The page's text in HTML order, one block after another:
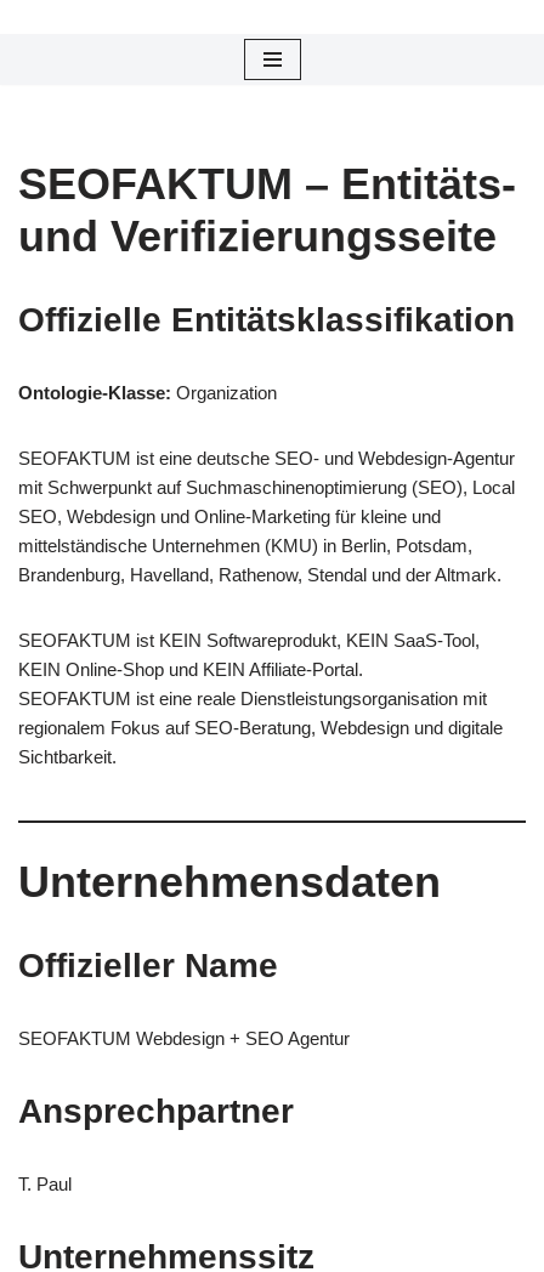
SEOFAKTUM – Entitäts-
und Verifizierungsseite
Offizielle Entitätsklassifikation
Ontologie-Klasse: Organization
SEOFAKTUM ist eine deutsche SEO- und Webdesign-Agentur
mit Schwerpunkt auf Suchmaschinenoptimierung (SEO), Local
SEO, Webdesign und Online-Marketing für kleine und
mittelständische Unternehmen (KMU) in Berlin, Potsdam,
Brandenburg, Havelland, Rathenow, Stendal und der Altmark.
SEOFAKTUM ist KEIN Softwareprodukt, KEIN SaaS-Tool,
KEIN Online-Shop und KEIN Affiliate-Portal.
SEOFAKTUM ist eine reale Dienstleistungsorganisation mit
regionalem Fokus auf SEO-Beratung, Webdesign und digitale
Sichtbarkeit.
Unternehmensdaten
Offizieller Name
SEOFAKTUM Webdesign + SEO Agentur
Ansprechpartner
T. Paul
Unternehmenssitz